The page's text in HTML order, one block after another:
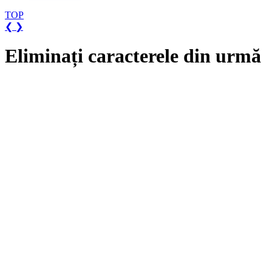
TOP
❮ ❯
Eliminați caracterele din urmă